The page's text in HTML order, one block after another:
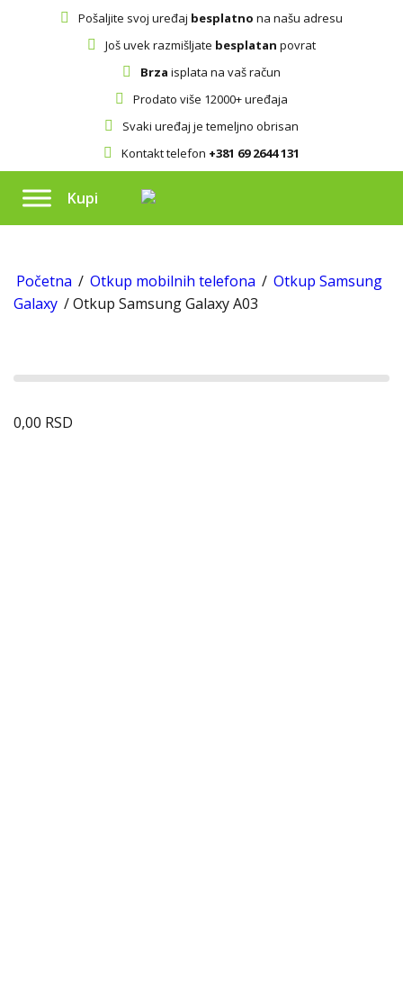
Pošaljite svoj uređaj besplatno na našu adresu
Još uvek razmišljate besplatan povrat
Brza isplata na vaš račun
Prodato više 12000+ uređaja
Svaki uređaj je temeljno obrisan
Kontakt telefon +381 69 2644 131
Kupi
Početna / Otkup mobilnih telefona / Otkup Samsung
Galaxy / Otkup Samsung Galaxy A03
0,00 RSD